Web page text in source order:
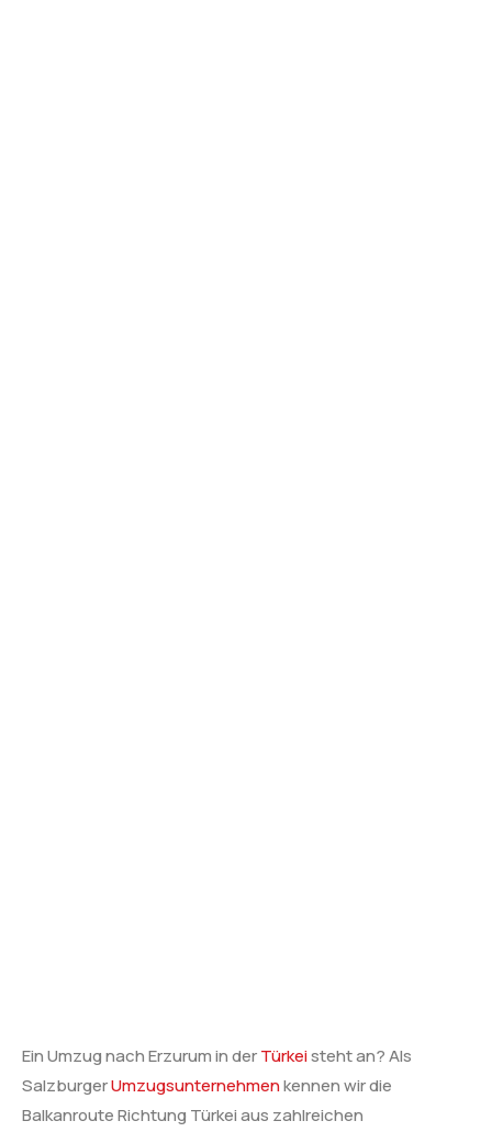
Ein Umzug nach Erzurum in derTürkeisteht an? Als
SalzburgerUmzugsunternehmenkennen wir die
Balkanroute Richtung Türkei aus zahlreichen